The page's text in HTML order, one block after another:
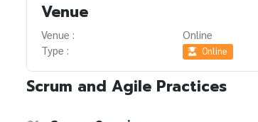
Venue
Venue :
Online
Type :
Online
Scrum and Agile Practices